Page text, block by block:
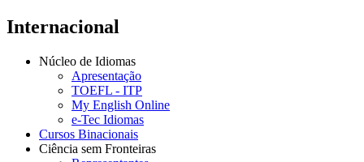
Internacional
Núcleo de Idiomas
Apresentação
TOEFL - ITP
My English Online
e-Tec Idiomas
Cursos Binacionais
Ciência sem Fronteiras